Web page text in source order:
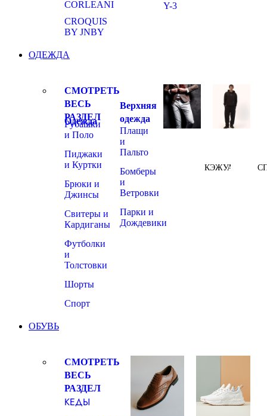
CORLEANI
CROQUIS
BY JNBY
Y-3
ОДЕЖДА
СМОТРЕТЬ
ВЕСЬ
РАЗДЕЛ
Одежда
Рубашки
и Поло
Пиджаки
и Куртки
Брюки и
Джинсы
Свитеры и
Кардиганы
Футболки
и
Толстовки
Шорты
Спорт
Верхняя
одежда
Плащи
и
Пальто
Бомберы
и
Ветровки
Парки и
Дождевики
КЭЖУАЛ
ОБУВЬ
СМОТРЕТЬ
ВЕСЬ
РАЗДЕЛ
КЕДЫ